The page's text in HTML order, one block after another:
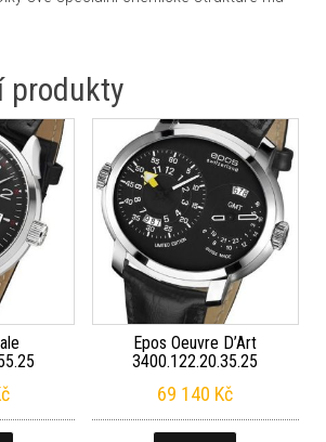
produkty
Epos Oeuvre D’Art
3400.122.20.35.25
69 140 Kč